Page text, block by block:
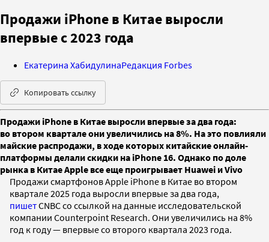
Продажи iPhone в Китае выросли
впервые с 2023 года
Екатерина ХабидулинаРедакция Forbes
Копировать ссылку
Продажи iPhone в Китае выросли впервые за два года:
во втором квартале они увеличились на 8%. На это повлияли
майские распродажи, в ходе которых китайские онлайн-
платформы делали скидки на iPhone 16. Однако по доле
рынка в Китае Apple все еще проигрывает Huawei и Vivo
Продажи смартфонов Apple iPhone в Китае во втором
квартале 2025 года выросли впервые за два года,
пишетCNBC со ссылкой на данные исследовательской
компании Counterpoint Research. Они увеличились на 8%
год к году — впервые со второго квартала 2023 года.